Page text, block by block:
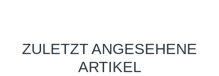
ZULETZT ANGESEHENE
ARTIKEL